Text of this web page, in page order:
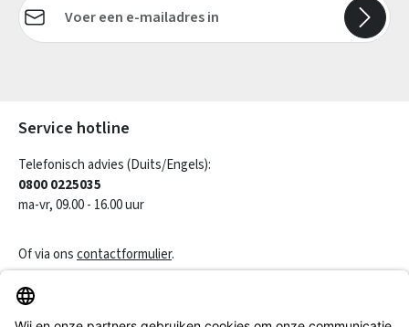
Service hotline
Telefonisch advies (Duits/Engels):
0800 0225035
ma-vr, 09.00 - 16.00 uur
Of via onscontactformulier.